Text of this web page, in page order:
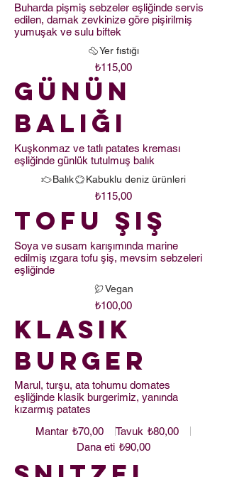
Buharda pişmiş sebzeler eşliğinde servis
edilen, damak zevkinize göre pişirilmiş
yumuşak ve sulu biftek
₺115,00
Yer fıstığı
Günün
Balığı
Kuşkonmaz ve tatlı patates kreması
eşliğinde günlük tutulmuş balık
₺115,00
Balık Kabuklu deniz ürünleri
Tofu Şiş
Soya ve susam karışımında marine
edilmiş ızgara tofu şiş, mevsim sebzeleri
eşliğinde
₺100,00
Vegan
Klasik
Burger
Marul, turşu, ata tohumu domates
eşliğinde klasik burgerimiz, yanında
kızarmış patates
Mantar ₺70,00 Tavuk ₺80,00
Dana eti ₺90,00